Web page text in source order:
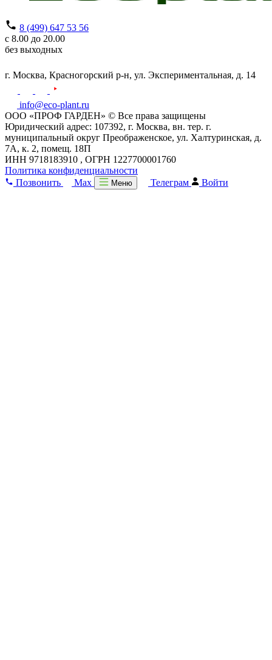
8 (499) 647 53 56
с 8.00 до 20.00
без выходных
г. Москва, Красногорский р-н, ул. Экспериментальная, д. 14
info@eco-plant.ru
ООО «ПРОФ ГАРДЕН» © Все права защищены
Юридический адрес: 107392, г. Москва, вн. тер. г.
муниципальный округ Преображенское, ул. Халтуринская, д.
7А, к. 2, помещ. 18П
ИНН 9718183910 , ОГРН 1227700001760
Политика конфиденциальности
Позвонить
Max Меню Телеграм Войти